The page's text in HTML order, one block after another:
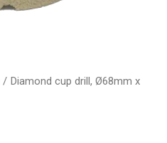
/ Diamond cup drill, Ø68mm x